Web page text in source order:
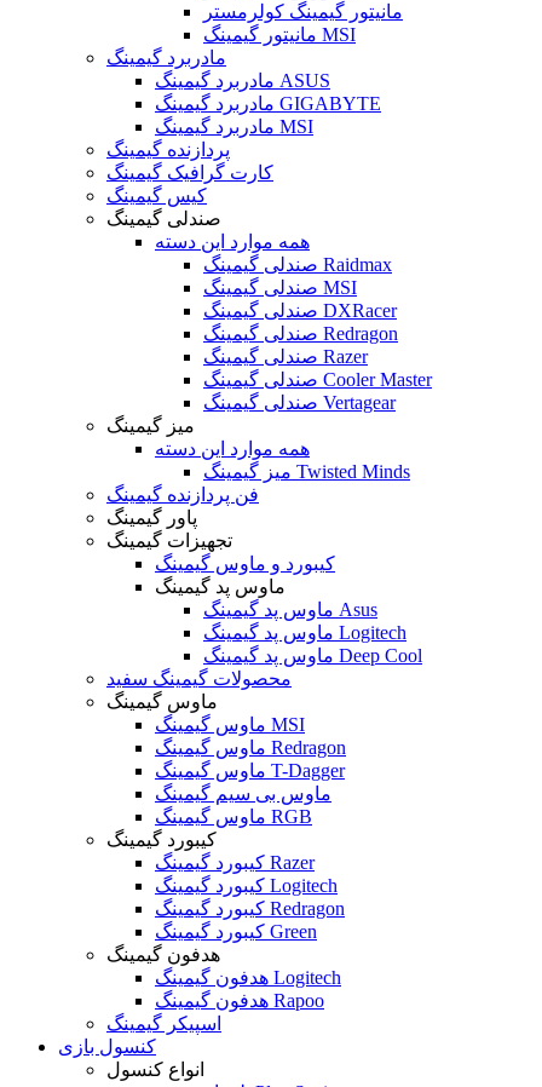
مانیتور گیمینگ کولرمستر
مانیتور گیمینگ MSI
مادربرد گیمینگ
مادربرد گیمینگ ASUS
مادربرد گیمینگ GIGABYTE
مادربرد گیمینگ MSI
پردازنده گیمینگ
کارت گرافیک گیمینگ
کیس گیمینگ
صندلی گیمینگ
همه موارد این دسته
صندلی گیمینگ Raidmax
صندلی گیمینگ MSI
صندلی گیمینگ DXRacer
صندلی گیمینگ Redragon
صندلی گیمینگ Razer
صندلی گیمینگ Cooler Master
صندلی گیمینگ Vertagear
میز گیمینگ
همه موارد این دسته
میز گیمینگ Twisted Minds
فن پردازنده گیمینگ
پاور گیمینگ
تجهیزات گیمینگ
کیبورد و ماوس گیمینگ
ماوس پد گیمینگ
ماوس پد گیمینگ Asus
ماوس پد گیمینگ Logitech
ماوس پد گیمینگ Deep Cool
محصولات گیمینگ سفید
ماوس گیمینگ
ماوس گیمینگ MSI
ماوس گیمینگ Redragon
ماوس گیمینگ T-Dagger
ماوس بی سیم گیمینگ
ماوس گیمینگ RGB
کیبورد گیمینگ
کیبورد گیمینگ Razer
کیبورد گیمینگ Logitech
کیبورد گیمینگ Redragon
کیبورد گیمینگ Green
هدفون گیمینگ
هدفون گیمینگ Logitech
هدفون گیمینگ Rapoo
اسپیکر گیمینگ
کنسول بازی
انواع کنسول